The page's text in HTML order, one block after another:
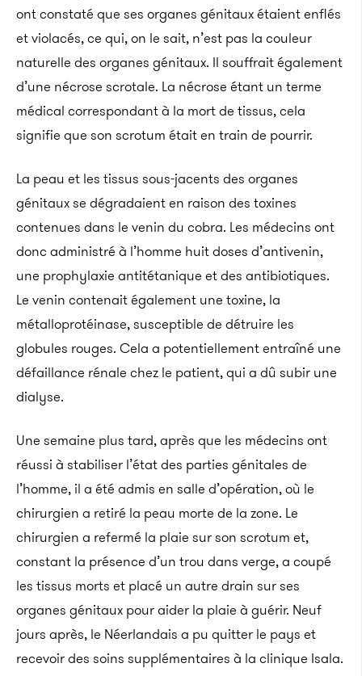
ont constaté que ses organes génitaux étaient enflés
et violacés, ce qui, on le sait, n’est pas la couleur
naturelle des organes génitaux. Il souffrait également
d’une nécrose scrotale. La nécrose étant un terme
médical correspondant à la mort de tissus, cela
signifie que son scrotum était en train de pourrir.
La peau et les tissus sous-jacents des organes
génitaux se dégradaient en raison des toxines
contenues dans le venin du cobra. Les médecins ont
donc administré à l’homme huit doses d’antivenin,
une prophylaxie antitétanique et des antibiotiques.
Le venin contenait également une toxine, la
métalloprotéinase, susceptible de détruire les
globules rouges. Cela a potentiellement entraîné une
défaillance rénale chez le patient, qui a dû subir une
dialyse.
Une semaine plus tard, après que les médecins ont
réussi à stabiliser l’état des parties génitales de
l’homme, il a été admis en salle d’opération, où le
chirurgien a retiré la peau morte de la zone. Le
chirurgien a refermé la plaie sur son scrotum et,
constant la présence d’un trou dans verge, a coupé
les tissus morts et placé un autre drain sur ses
organes génitaux pour aider la plaie à guérir. Neuf
jours après, le Néerlandais a pu quitter le pays et
recevoir des soins supplémentaires à la clinique Isala.